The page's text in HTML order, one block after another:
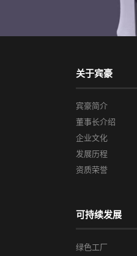
关于宾豪
宾豪简介
董事长介绍
企业文化
发展历程
资质荣誉
可持续发展
绿色工厂